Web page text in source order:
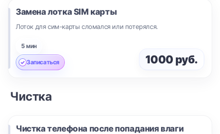
Замена лотка SIM карты
Лоток для сим-карты сломался или потерялся.
5 мин
Записаться 1000 руб.
Чистка
Чистка телефона после попадания влаги